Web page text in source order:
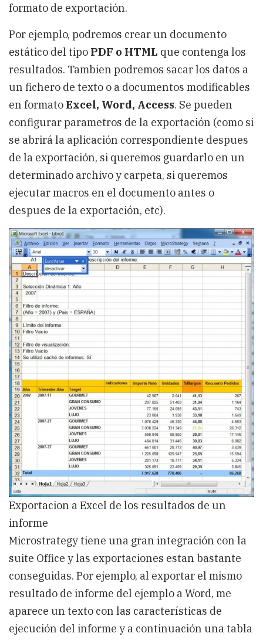
formato de exportación.
Por ejemplo, podremos crear un documento
estático del tipo PDF o HTML que contenga los
resultados. Tambien podremos sacar los datos a
un fichero de texto o a documentos modificables
en formatoExcel, Word, Access. Se pueden
configurar parametros de la exportación (como si
se abrirá la aplicación correspondiente despues
de la exportación, si queremos guardarlo en un
determinado archivo y carpeta, si queremos
ejecutar macros en el documento antes o
despues de la exportación, etc).
Exportacion a Excel de los resultados de un
informe
Microstrategy tiene una gran integración con la
suite Office y las exportaciones estan bastante
conseguidas. Por ejemplo, al exportar el mismo
resultado de informe del ejemplo a Word, me
aparece un texto con las características de
ejecución del informe y a continuación una tabla